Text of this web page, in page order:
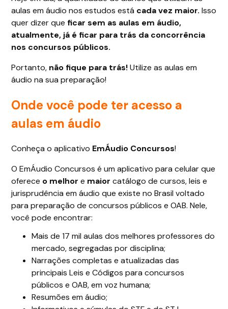
aulas em áudio nos estudos está cada vez maior. Isso
quer dizer que ficar sem as aulas em áudio,
atualmente, já é ficar para trás da concorrência
nos concursos públicos.
Portanto, não fique para trás!Utilize as aulas em
áudio na sua preparação!
Onde você pode ter acesso a
aulas em áudio
Conheça o aplicativo EmÁudio Concursos!
O EmÁudio Concursos é um aplicativo para celular que
oferece o melhore maior catálogo de cursos, leis e
jurisprudência em áudio que existe no Brasil voltado
para preparação de concursos públicos e OAB. Nele,
você pode encontrar:
Mais de 17 mil aulas dos melhores professores do
mercado, segregadas por disciplina;
Narrações completas e atualizadas das
principais Leis e Códigos para concursos
públicos e OAB, em voz humana;
Resumões em áudio;